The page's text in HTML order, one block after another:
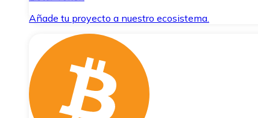
Añade tu proyecto a nuestro ecosistema.